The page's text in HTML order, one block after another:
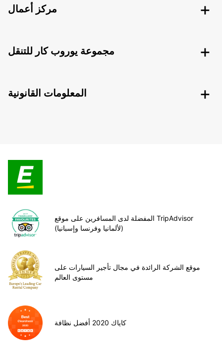
مركز أعمال
مجموعة يوروب كار للتنقل
المعلومات القانونية
المفضلة لدى المسافرين على موقع TripAdvisor
(لألمانيا وفرنسا وإسبانيا)
موقع الشركة الرائدة في مجال تأجير السيارات على
مستوى العالم
كاياك 2020 أفضل نظافة